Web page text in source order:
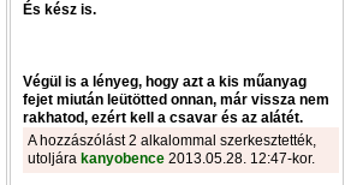
És kész is.
Végül is a lényeg, hogy azt a kis műanyag
fejet miután leütötted onnan, már vissza nem
rakhatod, ezért kell a csavar és az alátét.
A hozzászólást 2 alkalommal szerkesztették,
utoljára kanyobence 2013.05.28. 12:47-kor.